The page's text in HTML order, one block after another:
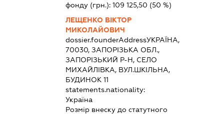
фонду (грн.): 109 125,50 (50 %)
ЛЕЩЕНКО ВІКТОР
МИКОЛАЙОВИЧ
dossier.founderAddressУКРАЇНА,
70030, ЗАПОРІЗЬКА ОБЛ.,
ЗАПОРІЗЬКИЙ Р-Н, СЕЛО
МИХАЙЛІВКА, ВУЛ.ШКІЛЬНА,
БУДИНОК 11
statements.nationality:
Україна
Розмір внеску до статутного